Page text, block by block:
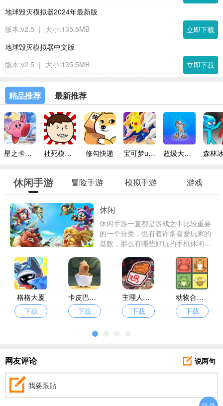
地球毁灭模拟器2024年最新版
版本:v2.5 | 大小:135.5MB
立即下载
地球毁灭模拟器中文版
版本:v2.5 | 大小:135.5MB 立即下载
精品推荐 最新推荐
星之卡比镜之迷宫手机版 社死模拟器无广告版 修勾快递 宝可梦unite 超级大富翁
休闲手游 冒险手游 模拟手游 游戏
休闲
休闲手游一直都是游戏之中比较重要
的一个分类，也有着许多喜爱玩家的
基数，那么有哪些好玩的手机休闲游
找游戏的烦恼，特意带来了许多高品
质的休闲手游。
格格大厦
下载
卡皮巴拉跳一跳
下载
主理人大战食客
下载
动物合合消
下载
网友评论 说两句
我要跟贴